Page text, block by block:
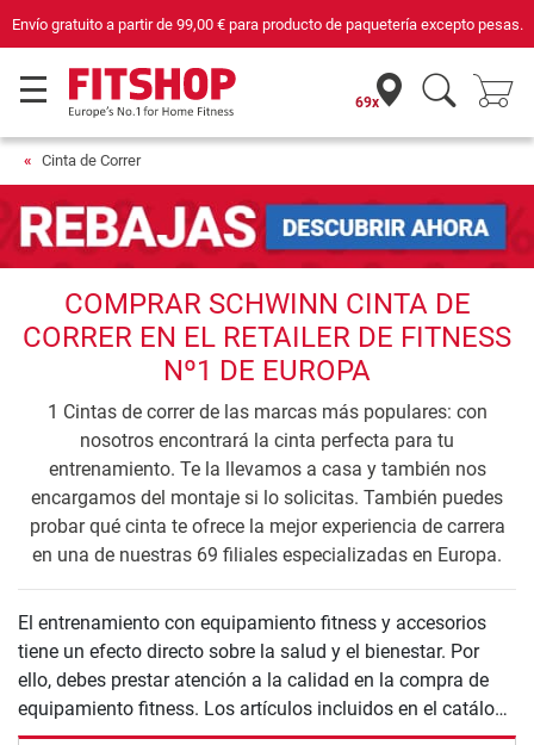
Envío gratuito a partir de 99,00 €para producto de paquetería excepto pesas.
69x
Cinta de Correr
COMPRAR SCHWINN CINTA DE
CORRER EN EL RETAILER DE FITNESS
Nº1 DE EUROPA
1 Cintas de correr de las marcas más populares: con
nosotros encontrará la cinta perfecta para tu
entrenamiento. Te la llevamos a casa y también nos
encargamos del montaje si lo solicitas. También puedes
probar qué cinta te ofrece la mejor experiencia de carrera
en una de nuestras 69 filiales especializadas en Europa.
El entrenamiento con equipamiento fitness y accesorios
tiene un efecto directo sobre la salud y el bienestar. Por
ello, debes prestar atención a la calidad en la compra de
equipamiento fitness. Los artículos incluidos en el catálogo
de Cinta de Correr Schwinn te ofrecen seguridad y calidad